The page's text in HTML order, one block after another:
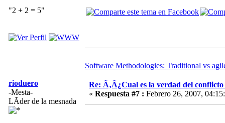
"2 + 2 = 5"
Software Methodologies: Traditional vs
rioduero
-Mesta-
LÃ­der de la mesnada
Re: Ã‚Â¿Cual es la verdad del
« Respuesta #7 : Febrero 26, 2007,